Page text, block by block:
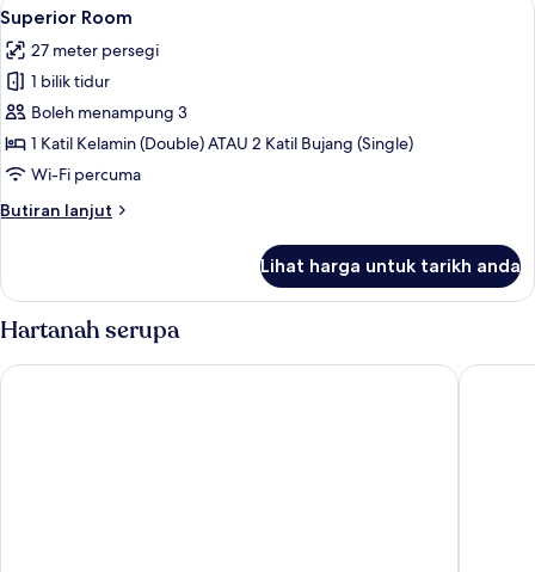
semua
foto
untuk
Superior
Room
12
Superior Room
27 meter persegi
1 bilik tidur
Boleh menampung 3
1 Katil Kelamin (Double) ATAU 2 Katil Bujang (Single)
Wi-Fi percuma
Butiran lanjut
Butiran
Room
Lihat harga untuk tarikh anda
Hartanah serupa
Don Muang Hotel Amari